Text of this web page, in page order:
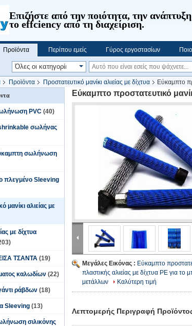
Επιζήστε από την ποιότητα, την
το effciency από τη διαχείριση.
Προϊόντα Περίπου εμείς Γύρος εργοστασίων
Προϊόντα Προστατευτικό μανίκι αλιείας με δίχτυα
Εύκαμπτο
PVC (40)
σωλήνας
σωλήνωση
πλεγμένο Sleeving
μανίκι αλιείας με
με δίχτυα
ΤΣΑΝΤΑ (19)
καλωδίων (22)
ράβδων (18)
Sleeving (13)
σιλικόνης
Εύκαμπτο προστατευτικό
Μεγάλες Εικόνας : Εύκαμπτο
πλαστικής αλιείας με δίχτυα PE για το
μετάλλων
Καλύτερη τιμή
Λεπτομερής Περιγραφή